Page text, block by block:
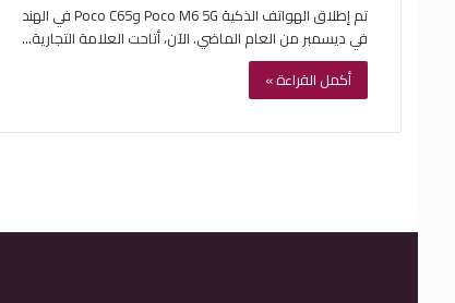
تم إطلاق الهواتف الذكية Poco M6 5G وPoco C65 في الهند
في ديسمبر من العام الماضي. الآن، أتاحت العلامة التجارية…
أكمل القراءة »